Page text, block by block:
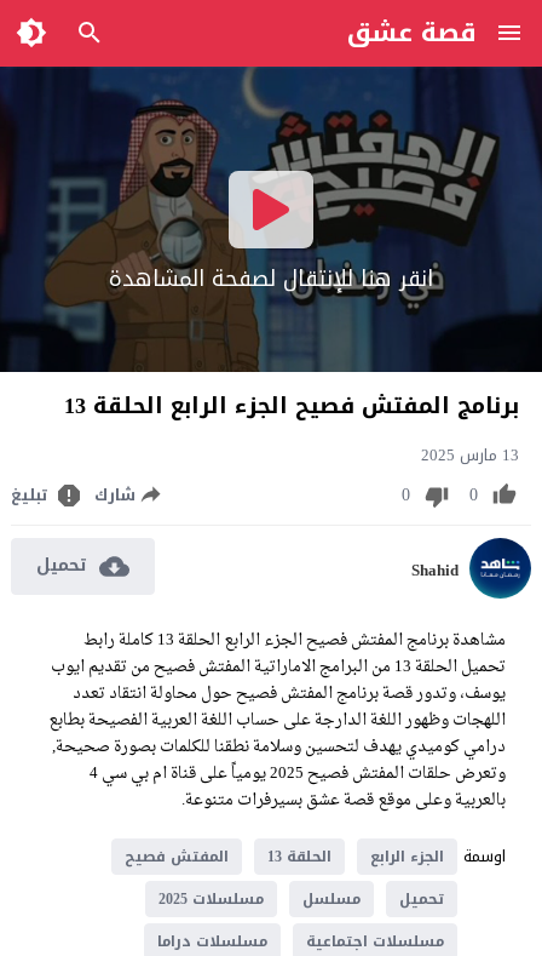
قصة عشق
انقر هنا للإنتقال لصفحة المشاهدة
برنامج المفتش فصيح الجزء الرابع الحلقة 13
13 مارس 2025
0
0 شارك تبليغ
Shahid تحميل
مشاهدة برنامج المفتش فصيح الجزء الرابع الحلقة 13 كاملة رابط
تحميل الحلقة 13 من البرامج الاماراتية المفتش فصيح من تقديم ايوب
يوسف، وتدور قصة برنامج المفتش فصيح حول محاولة انتقاد تعدد
اللهجات وظهور اللغة الدارجة على حساب اللغة العربية الفصيحة بطابع
درامي كوميدي يهدف لتحسين وسلامة نطقنا للكلمات بصورة صحيحة,
وتعرض حلقات المفتش فصيح 2025 يومياً على قناة ام بي سي 4
بالعربية وعلى موقع قصة عشق بسيرفرات متنوعة.
اوسمة
الجزء الرابع الحلقة 13
المفتش فصيح
تحميل
مسلسل
مسلسلات 2025
مسلسلات اجتماعية
مسلسلات دراما